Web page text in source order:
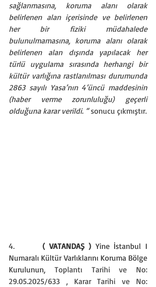
sağlanmasına, koruma alanı olarak
belirlenen alan içerisinde ve belirlenen
her bir fiziki müdahalede
bulunulmamasına, koruma alanı olarak
belirlenen alan dışında yapılacak her
türlü uygulama sırasında herhangi bir
kültür varlığına rastlanılması durumunda
2863 sayılı Yasa’nın 4’üncü maddesinin
(haber verme zorunluluğu) geçerli
olduğuna karar verildi. “ sonucu çıkmıştır.
4. ( VATANDAŞ ) Yine İstanbul I
Numaralı Kültür Varlıklarını Koruma Bölge
Kurulunun, Toplantı Tarihi ve No:
29.05.2025/633 , Karar Tarihi ve No: